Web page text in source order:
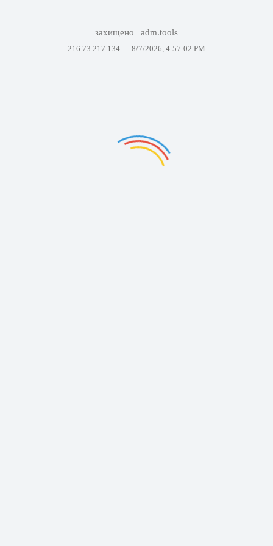
захищено adm.tools
216.73.217.134 — 8/7/2026, 4:57:02 PM